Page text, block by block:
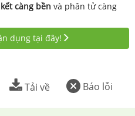
càng bền và phân tử càng
dụng tại đây!
Báo lỗi
Tải về